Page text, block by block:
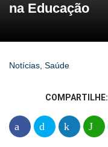
na Educação
Notícias, Saúde
COMPARTILHE: